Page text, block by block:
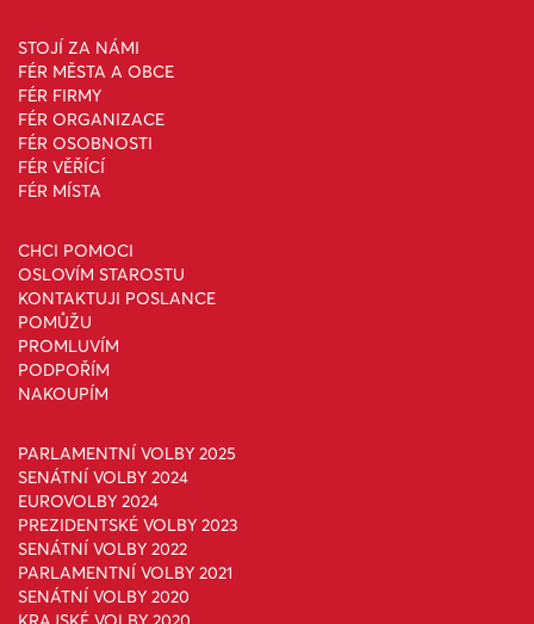
STOJÍ ZA NÁMI
FÉR MĚSTA A OBCE
FÉR FIRMY
FÉR ORGANIZACE
FÉR OSOBNOSTI
FÉR VĚŘÍCÍ
FÉR MÍSTA
CHCI POMOCI
OSLOVÍM STAROSTU
KONTAKTUJI POSLANCE
POMŮŽU
PROMLUVÍM
PODPOŘÍM
NAKOUPÍM
PARLAMENTNÍ VOLBY 2025
SENÁTNÍ VOLBY 2024
EUROVOLBY 2024
PREZIDENTSKÉ VOLBY 2023
SENÁTNÍ VOLBY 2022
PARLAMENTNÍ VOLBY 2021
SENÁTNÍ VOLBY 2020